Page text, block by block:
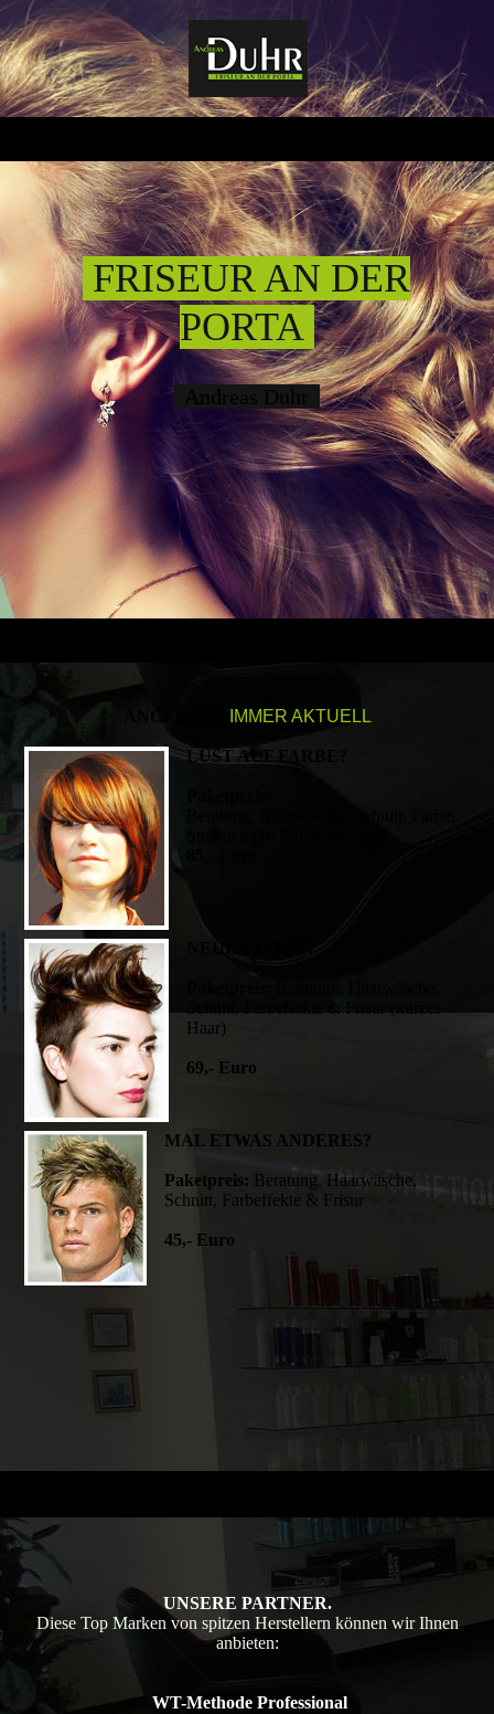
FRISEUR AN DER
PORTA
Andreas Duhr
IMMER AKTUELL
LUST AUF FARBE?
NEUER LOOK?
Haar)
69,- Euro
MAL ETWAS ANDERES?
Paketpreis: Beratung, Haarwäsche,
Schnitt, Farbeffekte & Frisur
45,- Euro
UNSERE PARTNER.
Diese Top Marken von spitzen Herstellern können wir Ihnen
anbieten:
WT-Methode Professional